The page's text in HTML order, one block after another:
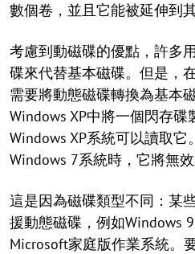
數個卷，並且它能被延伸到
考慮到動磁碟的優點，許多
碟來代替基本磁碟。但是，
需要將動態磁碟轉換為基本
Windows XP中將一個閃存碟
Windows XP系統可以讀取
Windows 7系統時，它將無效
這是因為磁碟類型不同：某
援動態磁碟，例如Windows
Microsoft家庭版作業系統。